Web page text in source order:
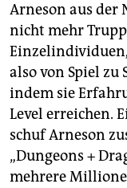
Arneson aus der
nicht mehr
also von Spiel
indem sie
Level erreichen.
schuf Arneson
„Dungeons +
mehrere